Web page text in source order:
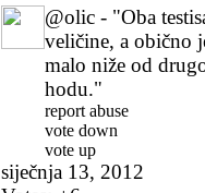
@olic - "Oba
veličine, a obično
malo niže od
hodu."
report abuse
vote down
vote up
siječnja 13, 2012